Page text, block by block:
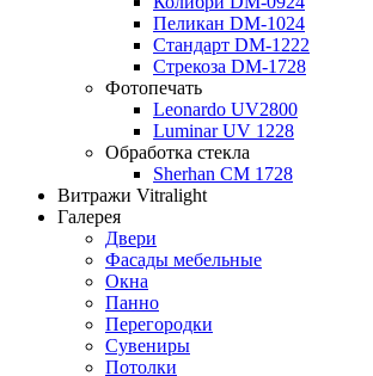
Пеликан DM-1024
Стандарт DM-1222
Стрекоза DM-1728
Фотопечать
Leonardo UV2800
Luminar UV 1228
Обработка стекла
Sherhan CM 1728
Витражи Vitralight
Галерея
Двери
Фасады мебельные
Окна
Панно
Перегородки
Сувениры
Потолки